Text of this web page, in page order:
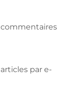
par e-